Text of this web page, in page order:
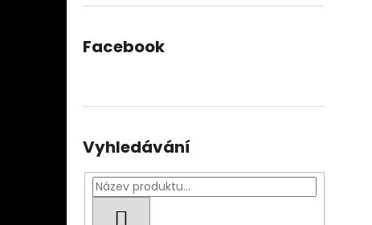
Facebook
Vyhledávání